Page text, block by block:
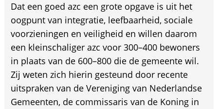
Dat een goed azc een grote opgave is uit het
oogpunt van integratie, leefbaarheid, sociale
voorzieningen en veiligheid en willen daarom
een kleinschaliger azc voor 300–400 bewoners
in plaats van de 600–800 die de gemeente wil.
Zij weten zich hierin gesteund door recente
uitspraken van de Vereniging van Nederlandse
Gemeenten, de commissaris van de Koning in